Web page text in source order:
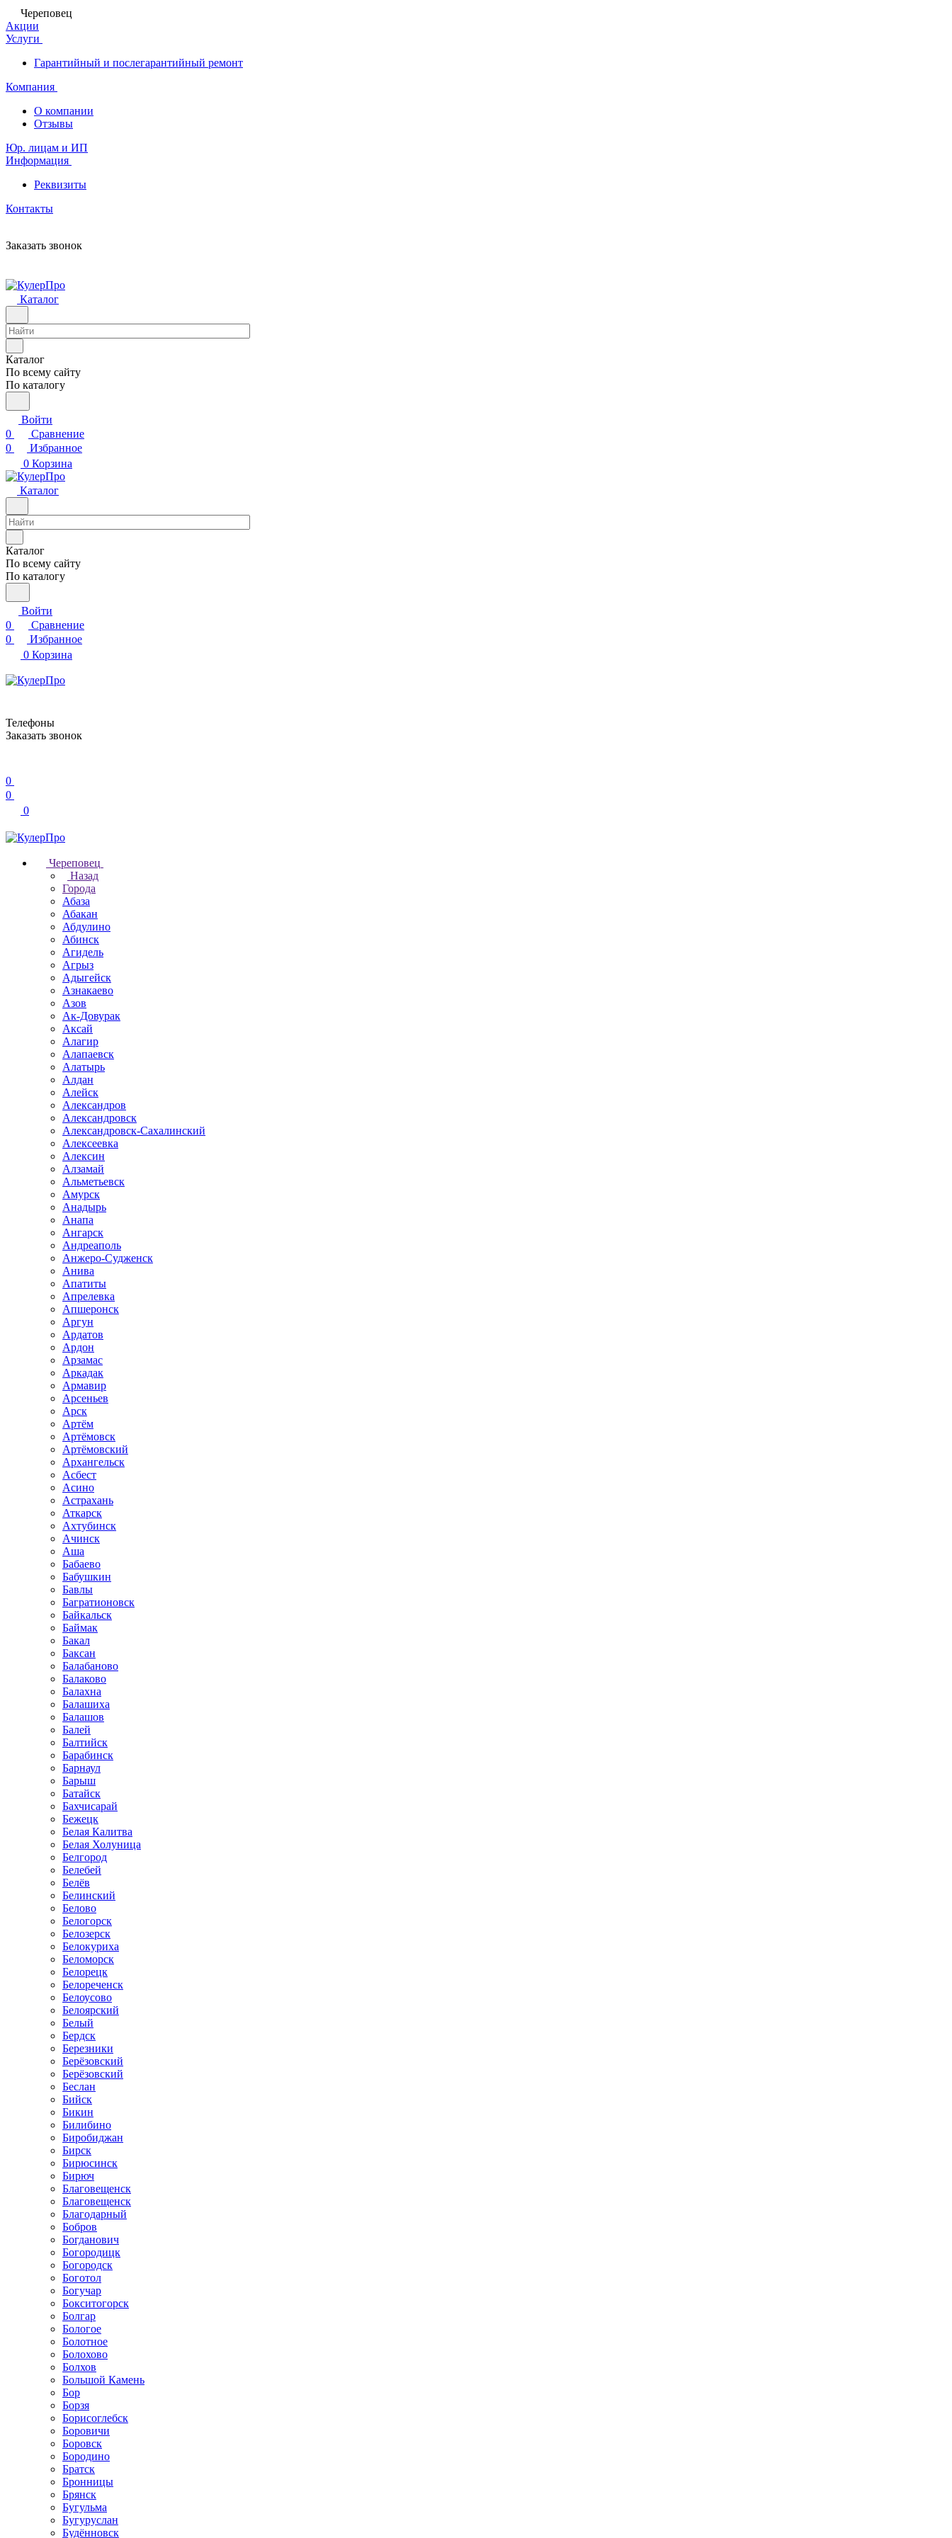
Череповец
Акции
Услуги
Гарантийный и послегарантийный ремонт
Компания
О компании
Отзывы
Юр. лицам и ИП
Информация
Реквизиты
Контакты
Заказать звонок
Каталог
Каталог
По всему сайту
По каталогу
Войти
0
Сравнение
0
Избранное
0 Корзина
Каталог
Каталог
По всему сайту
По каталогу
Войти
0
Сравнение
0
Избранное
0 Корзина
Телефоны
Заказать звонок
0
0
0
Череповец
Назад
Города
Абаза
Абакан
Абдулино
Абинск
Агидель
Агрыз
Адыгейск
Азнакаево
Азов
Ак-Довурак
Аксай
Алагир
Алапаевск
Алатырь
Алдан
Алейск
Александров
Александровск
Александровск-Сахалинский
Алексеевка
Алексин
Алзамай
Альметьевск
Амурск
Анадырь
Анапа
Ангарск
Андреаполь
Анжеро-Судженск
Анива
Апатиты
Апрелевка
Апшеронск
Аргун
Ардатов
Ардон
Арзамас
Аркадак
Армавир
Арсеньев
Арск
Артём
Артёмовск
Артёмовский
Архангельск
Асбест
Асино
Астрахань
Аткарск
Ахтубинск
Ачинск
Аша
Бабаево
Бабушкин
Бавлы
Багратионовск
Байкальск
Баймак
Бакал
Баксан
Балабаново
Балаково
Балахна
Балашиха
Балашов
Балей
Балтийск
Барабинск
Барнаул
Барыш
Батайск
Бахчисарай
Бежецк
Белая Калитва
Белая Холуница
Белгород
Белебей
Белёв
Белинский
Белово
Белогорск
Белозерск
Белокуриха
Беломорск
Белорецк
Белореченск
Белоусово
Белоярский
Белый
Бердск
Березники
Берёзовский
Берёзовский
Беслан
Бийск
Бикин
Билибино
Биробиджан
Бирск
Бирюсинск
Бирюч
Благовещенск
Благовещенск
Благодарный
Бобров
Богданович
Богородицк
Богородск
Боготол
Богучар
Бокситогорск
Болгар
Бологое
Болотное
Болохово
Болхов
Большой Камень
Бор
Борзя
Борисоглебск
Боровичи
Боровск
Бородино
Братск
Бронницы
Брянск
Бугульма
Бугуруслан
Будённовск